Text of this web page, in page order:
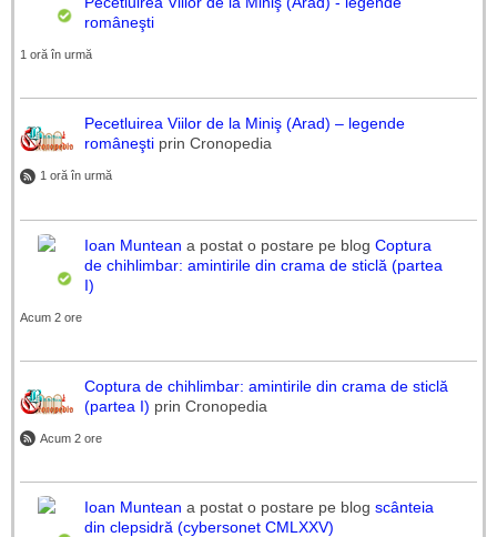
româneşti
1 oră în urmă
Pecetluirea Viilor de la Miniş (Arad) – legende
româneşti prin Cronopedia
1 oră în urmă
Ioan Muntean a postat o postare pe blog Coptura
de chihlimbar: amintirile din crama de sticlă (partea
I)
Acum 2 ore
Coptura de chihlimbar: amintirile din crama de sticlă
(partea I) prin Cronopedia
Acum 2 ore
Ioan Muntean a postat o postare pe blog scânteia
din clepsidră (cybersonet CMLXXV)